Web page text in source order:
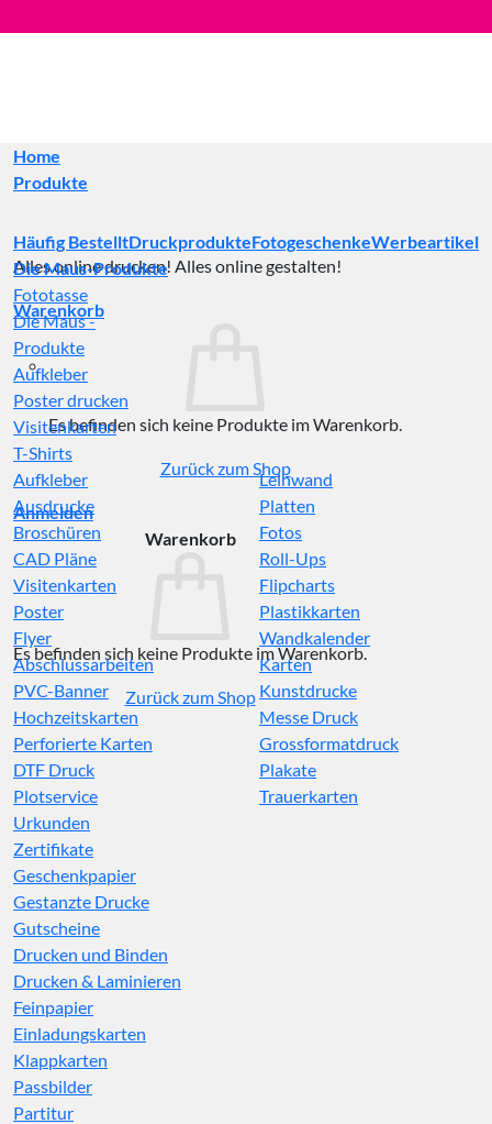
Inhalt
Alles online drucken! Alles online gestalten!
Warenkorb
Es befinden sich keine Produkte im Warenkorb.
Zurück zum Shop
Anmelden
Warenkorb
Es befinden sich keine Produkte im Warenkorb.
Zurück zum Shop
Home
Produkte
Häufig BestelltDruckprodukteFotogeschenkeWerbeartikel
Die Maus-Produkte
Fototasse
Die Maus -
Produkte
Aufkleber
Poster drucken
Visitenkarten
T-Shirts
Aufkleber
Ausdrucke
Broschüren
CAD Pläne
Visitenkarten
Poster
Flyer
Abschlussarbeiten
PVC-Banner
Hochzeitskarten
Perforierte Karten
DTF Druck
Plotservice
Leinwand
Platten
Fotos
Roll-Ups
Flipcharts
Plastikkarten
Wandkalender
Karten
Kunstdrucke
Messe Druck
Grossformatdruck
Plakate
Trauerkarten
Urkunden
Zertifikate
Geschenkpapier
Gestanzte Drucke
Gutscheine
Drucken und Binden
Drucken & Laminieren
Feinpapier
Einladungskarten
Klappkarten
Passbilder
Partitur